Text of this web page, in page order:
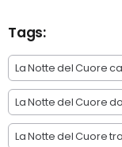
Tags:
La Notte del Cuore
La Notte del Cuore
La Notte del Cuore